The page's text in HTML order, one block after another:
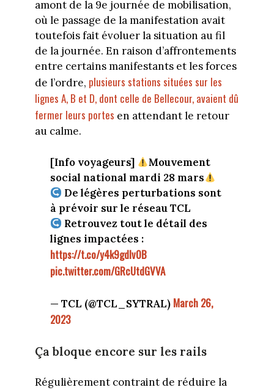
amont de la 9e journée de mobilisation,
où le passage de la manifestation avait
toutefois fait évoluer la situation au fil
de la journée. En raison d’affrontements
entre certains manifestants et les forces
de l’ordre, plusieurs stations situées sur les
lignes A, B et D, dont celle de Bellecour, avaient dû
fermer leurs portes en attendant le retour
au calme.
[Info voyageurs]
Mouvement
social national mardi 28 mars
De légères perturbations sont
à prévoir sur le réseau TCL
Retrouvez tout le détail des
lignes impactées :
https://t.co/y4k9gdlv0B
pic.twitter.com/GRcUtdGVVA
— TCL (@TCL_SYTRAL) March 26,
2023
Ça bloque encore sur les rails
Régulièrement contraint de réduire la